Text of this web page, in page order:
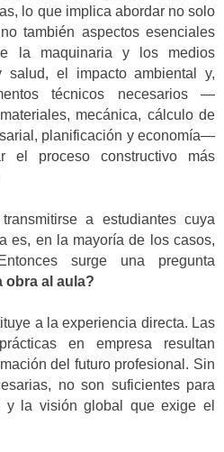
lo que implica abordar no solo
también aspectos esenciales
la maquinaria y los medios
salud, el impacto ambiental y,
técnicos necesarios —
mecánica, cálculo de
planificación y economía—
el proceso constructivo más
a estudiantes cuya
es, en la mayoría de los casos,
surge una pregunta
obra al aula?
a la experiencia directa. Las
en empresa resultan
del futuro profesional. Sin
no son suficientes para
y la visión global que exige el